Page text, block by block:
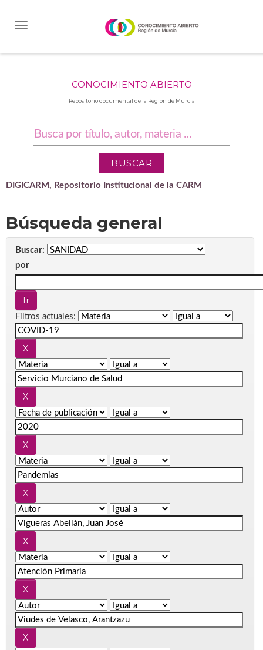
CONOCIMIENTO ABIERTO
Repositorio documental de la Región de Murcia
DIGICARM, Repositorio Institucional de la CARM
Búsqueda general
Buscar:
por
Filtros actuales: